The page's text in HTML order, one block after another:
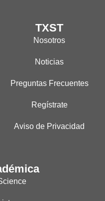
TXST
Nosotros
Noticias
Preguntas Frecuentes
Regístrate
Aviso de Privacidad